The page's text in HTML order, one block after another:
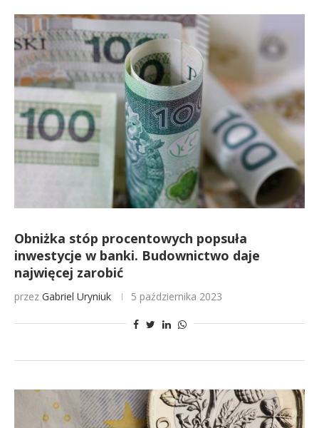
Obniżka stóp procentowych popsuła
inwestycje w banki. Budownictwo daje
najwięcej zarobić
przez Gabriel Uryniuk 5 października 2023